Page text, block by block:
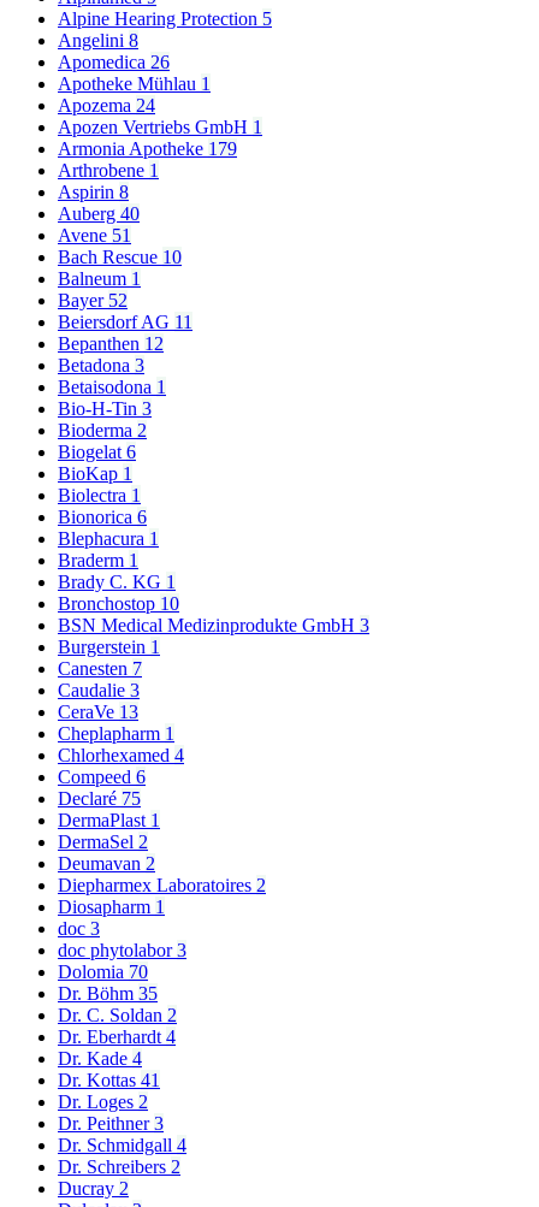
Alpine Hearing Protection 5
Angelini 8
Apomedica 26
Apotheke Mühlau 1
Apozema 24
Apozen Vertriebs GmbH 1
Armonia Apotheke 179
Arthrobene 1
Aspirin 8
Auberg 40
Avene 51
Bach Rescue 10
Balneum 1
Bayer 52
Beiersdorf AG 11
Bepanthen 12
Betadona 3
Betaisodona 1
Bio-H-Tin 3
Bioderma 2
Biogelat 6
BioKap 1
Biolectra 1
Bionorica 6
Blephacura 1
Braderm 1
Brady C. KG 1
Bronchostop 10
BSN Medical Medizinprodukte GmbH 3
Burgerstein 1
Canesten 7
Caudalie 3
CeraVe 13
Cheplapharm 1
Chlorhexamed 4
Compeed 6
Declaré 75
DermaPlast 1
DermaSel 2
Deumavan 2
Diepharmex Laboratoires 2
Diosapharm 1
doc 3
doc phytolabor3
Dolomia 70
Dr. Böhm 35
Dr. C. Soldan 2
Dr. Eberhardt 4
Dr. Kade 4
Dr. Kottas 41
Dr. Loges 2
Dr. Peithner3
Dr. Schmidgall 4
Dr. Schreibers 2
Ducray 2